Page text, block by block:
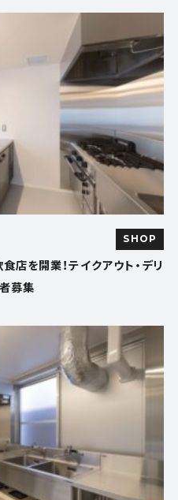
SHOP
店を開業！テイクアウト・デリ
募集